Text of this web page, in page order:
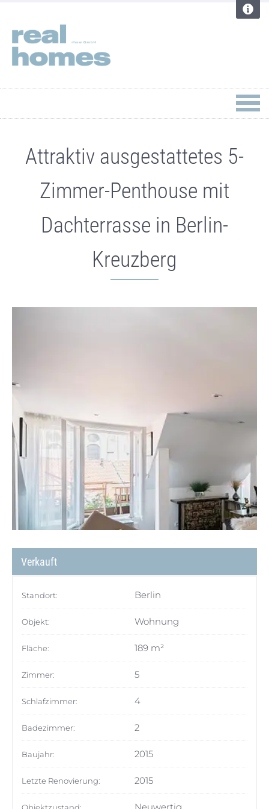
Attraktiv ausgestattetes 5-
Zimmer-Penthouse mit
Dachterrasse in Berlin-
Kreuzberg
Verkauft
Standort: Berlin
Objekt: Wohnung
Fläche: 189 m²
Zimmer: 5
Schlafzimmer: 4
Badezimmer: 2
Baujahr: 2015
Letzte Renovierung: 2015